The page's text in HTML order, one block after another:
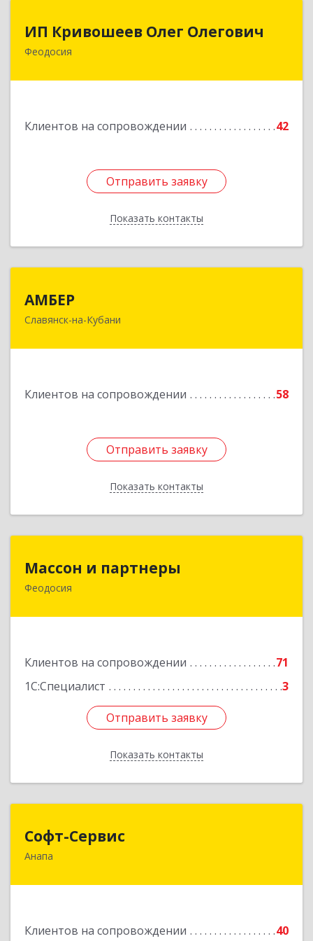
ИП Кривошеев Олег Олегович
Феодосия
Клиентов на сопровождении 42
Отправить заявку
Показать контакты
Отправить заявку
Назад
АМБЕР
Славянск-на-Кубани
Клиентов на сопровождении 58
Отправить заявку
Показать контакты
353562, Краснодарский край, Славянский р-н,
Отправить заявку
Назад
Массон и партнеры
Феодосия
Клиентов на сопровождении
71
1С:Специалист
3
Отправить заявку
Показать контакты
298112, Крым Респ, Феодосия г, Крымская ул,
Отправить заявку
Назад
Софт-Сервис
Анапа
Клиентов на сопровождении 40
353440, Краснодарский край, Анапский р-н,